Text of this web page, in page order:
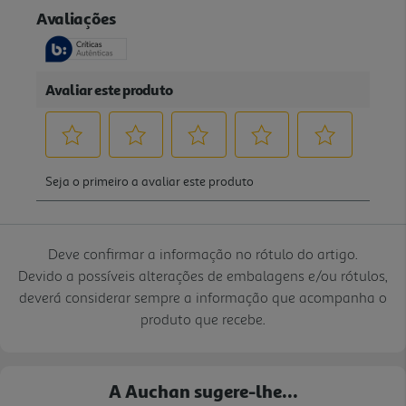
Deve confirmar a informação no rótulo do artigo.
Devido a possíveis alterações de embalagens e/ou rótulos,
deverá considerar sempre a informação que acompanha o
produto que recebe.
A Auchan sugere-lhe...